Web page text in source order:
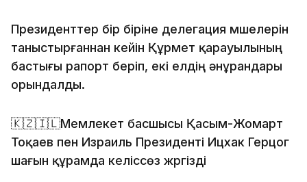
Президенттер бір біріне делегация мүшелерін
таныстырғаннан кейін Құрмет қарауылының
бастығы рапорт беріп, екі елдің әнұрандары
орындалды.
🇰🇿🇮🇱Мемлекет басшысы Қасым-Жомарт
Тоқаев пен Израиль Президенті Ицхак Герцог
шағын құрамда келіссөз жүргізді